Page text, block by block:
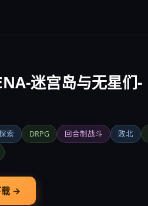
迷宫岛与无星们-
索 DRPG 回合制战斗 败北
载 →